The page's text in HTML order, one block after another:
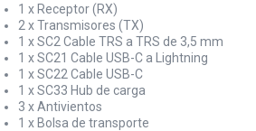
1 x Receptor (RX)
2 x Transmisores (TX)
1 x SC2 Cable TRS a TRS de 3,5 mm
1 x SC21 Cable USB-C a Lightning
1 x SC22 Cable USB-C
1 x SC33 Hub de carga
3 x Antivientos
1 x Bolsa de transporte